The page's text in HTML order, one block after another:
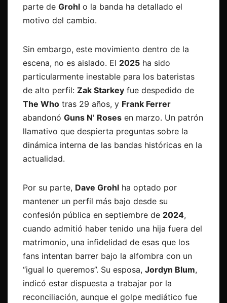
parte de Grohl o la banda ha detallado el
motivo del cambio.
Sin embargo, este movimiento dentro de la
escena, no es aislado. El 2025 ha sido
particularmente inestable para los bateristas
de alto perfil: Zak Starkey fue despedido de
The Who tras 29 años, y Frank Ferrer
abandonó Guns N’ Roses en marzo. Un patrón
llamativo que despierta preguntas sobre la
dinámica interna de las bandas históricas en la
actualidad.
Por su parte, Dave Grohl ha optado por
mantener un perfil más bajo desde su
confesión pública en septiembre de 2024,
cuando admitió haber tenido una hija fuera del
matrimonio, una infidelidad de esas que los
fans intentan barrer bajo la alfombra con un
“igual lo queremos”. Su esposa, Jordyn Blum,
indicó estar dispuesta a trabajar por la
reconciliación, aunque el golpe mediático fue